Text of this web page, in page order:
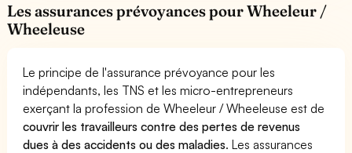
Les assurances prévoyances pour Wheeleur /
Wheeleuse
Le principe de l'assurance prévoyance pour les
indépendants, les TNS et les micro-entrepreneurs
exerçant la profession de Wheeleur / Wheeleuse est de
couvrir les travailleurs contre des pertes de revenus
dues à des accidents ou des maladies. Les assurances